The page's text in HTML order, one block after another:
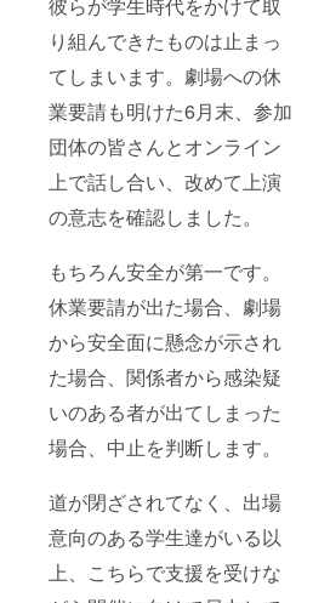
り組んできたものは止まっ
てしまいます。劇場への休
業要請も明けた6月末、参加
団体の皆さんとオンライン
上で話し合い、改めて上演
の意志を確認しました。
もちろん安全が第一です。
休業要請が出た場合、劇場
から安全面に懸念が示され
た場合、関係者から感染疑
いのある者が出てしまった
場合、中止を判断します。
道が閉ざされてなく、出場
意向のある学生達がいる以
上、こちらで支援を受けな